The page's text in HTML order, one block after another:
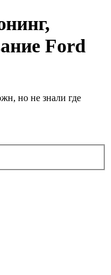
Ford
но не знали где